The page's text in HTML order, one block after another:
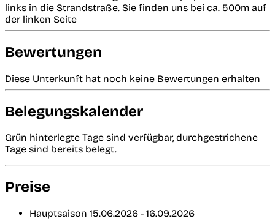
links in die Strandstraße. Sie finden uns bei ca. 500m auf
der linken Seite
Bewertungen
Diese Unterkunft hat noch keine Bewertungen erhalten
Belegungskalender
Grün hinterlegte Tage sind verfügbar, durchgestrichene
Tage sind bereits belegt.
Preise
Hauptsaison 15.06.2026 - 16.09.2026